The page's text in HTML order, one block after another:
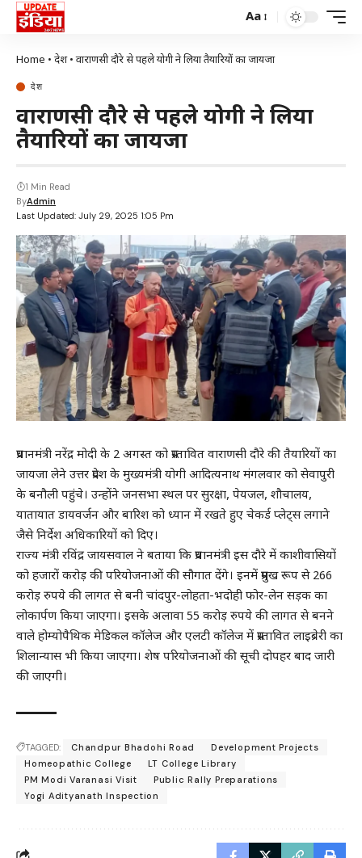
Aa
Home • देश•वाराणसी दौरे से पहले योगी ने लिया तैयारियों का जायजा
देश
वाराणसी दौरे से पहले योगी ने लिया
तैयारियों का जायजा
Last Updated: July 29, 2025 1:05 Pm
ByAdmin
1 Min Read
प्रधानमंत्री नरेंद्र मोदी के 2 अगस्त को प्रस्तावित वाराणसी दौरे की तैयारियों का
जायजा लेने उत्तर प्रदेश के मुख्यमंत्री योगी आदित्यनाथ मंगलवार को सेवापुरी
के बनौली पहुंचे। उन्होंने जनसभा स्थल पर सुरक्षा, पेयजल, शौचालय,
यातायात डायवर्जन और बारिश को ध्यान में रखते हुए चेकर्ड प्लेट्स लगाने
जैसे निर्देश अधिकारियों को दिए।
राज्य मंत्री रविंद्र जायसवाल ने बताया कि प्रधानमंत्री इस दौरे में काशीवासियों
को हजारों करोड़ की परियोजनाओं की सौगात देंगे। इनमें प्रमुख रूप से 266
करोड़ रुपये की लागत से बनी चांदपुर-लोहता-भदोही फोर-लेन सड़क का
लोकार्पण किया जाएगा। इसके अलावा 55 करोड़ रुपये की लागत से बनने
वाले होम्योपैथिक मेडिकल कॉलेज और एलटी कॉलेज में प्रस्तावित लाइब्रेरी का
शिलान्यास भी किया जाएगा। शेष परियोजनाओं की सूची दोपहर बाद जारी
की जाएगी।
TAGGED: Chandpur Bhadohi Road
Development Projects
Homeopathic College
LT College Library
PM Modi Varanasi Visit
Public Rally Preparations
Yogi Adityanath Inspection